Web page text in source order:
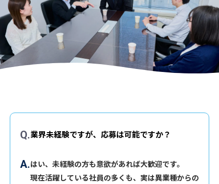
業界未経験ですが、応募は可能ですか？
はい、未経験の方も意欲があれば大歓迎です。
現在活躍している社員の多くも、実は異業種からの